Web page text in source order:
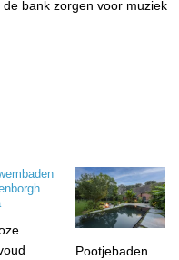
bank zorgen voor muziek
Pootjebaden